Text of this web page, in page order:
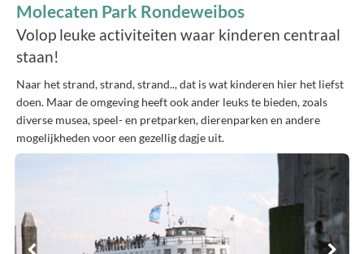
Molecaten Park Rondeweibos
Volop leuke activiteiten waar kinderen centraal
staan!
Naar het strand, strand, strand.., dat is wat kinderen hier het liefst
doen. Maar de omgeving heeft ook ander leuks te bieden, zoals
diverse musea, speel- en pretparken, dierenparken en andere
mogelijkheden voor een gezellig dagje uit.